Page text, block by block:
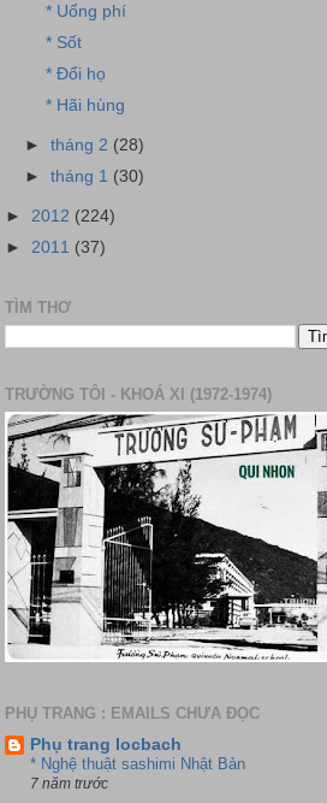
* Uổng phí
* Sốt
* Đổi họ
* Hãi hùng
►tháng 2 (28)
►tháng 1 (30)
► 2012 (224)
► 2011 (37)
TÌM THƠ
TRƯỜNG TÔI - KHOÁ XI (1972-1974)
PHỤ TRANG : EMAILS CHƯA ĐỌC
Phụ trang locbach
* Nghệ thuật sashimi Nhật Bản
7 năm trước